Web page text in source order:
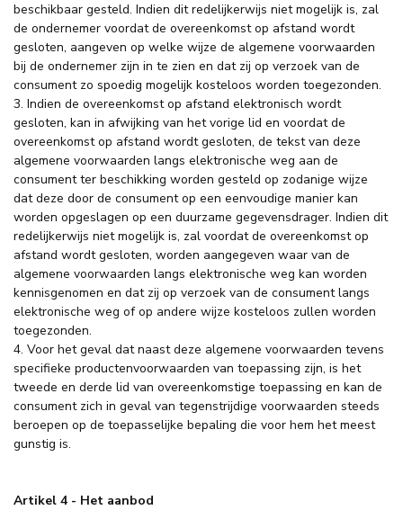
beschikbaar gesteld. Indien dit redelijkerwijs niet mogelijk is, zal
de ondernemer voordat de overeenkomst op afstand wordt
gesloten, aangeven op welke wijze de algemene voorwaarden
bij de ondernemer zijn in te zien en dat zij op verzoek van de
consument zo spoedig mogelijk kosteloos worden toegezonden.
3. Indien de overeenkomst op afstand elektronisch wordt
gesloten, kan in afwijking van het vorige lid en voordat de
overeenkomst op afstand wordt gesloten, de tekst van deze
algemene voorwaarden langs elektronische weg aan de
consument ter beschikking worden gesteld op zodanige wijze
dat deze door de consument op een eenvoudige manier kan
worden opgeslagen op een duurzame gegevensdrager. Indien dit
redelijkerwijs niet mogelijk is, zal voordat de overeenkomst op
afstand wordt gesloten, worden aangegeven waar van de
algemene voorwaarden langs elektronische weg kan worden
kennisgenomen en dat zij op verzoek van de consument langs
elektronische weg of op andere wijze kosteloos zullen worden
toegezonden.
4. Voor het geval dat naast deze algemene voorwaarden tevens
specifieke productenvoorwaarden van toepassing zijn, is het
tweede en derde lid van overeenkomstige toepassing en kan de
consument zich in geval van tegenstrijdige voorwaarden steeds
beroepen op de toepasselijke bepaling die voor hem het meest
gunstig is.
Artikel 4 - Het aanbod